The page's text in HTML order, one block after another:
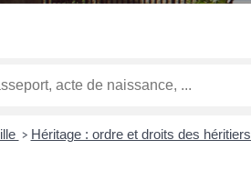
> Héritage : ordre et droits des héritiers